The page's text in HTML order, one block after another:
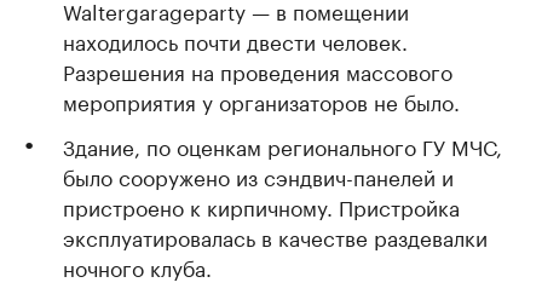
Waltergarageparty — в помещении
находилось почти двести человек.
Разрешения на проведения массового
мероприятия у организаторов не было.
Здание, по оценкам регионального ГУ МЧС,
было сооружено из сэндвич-панелей и
пристроено к кирпичному. Пристройка
эксплуатировалась в качестве раздевалки
ночного клуба.